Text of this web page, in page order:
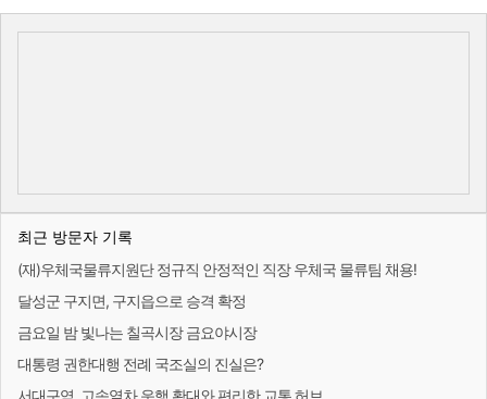
최근 방문자 기록
(재)우체국물류지원단 정규직 안정적인 직장 우체국 물류팀 채용!
달성군 구지면, 구지읍으로 승격 확정
금요일 밤 빛나는 칠곡시장 금요야시장
대통령 권한대행 전례 국조실의 진실은?
서대구역, 고속열차 운행 확대와 편리한 교통 허브